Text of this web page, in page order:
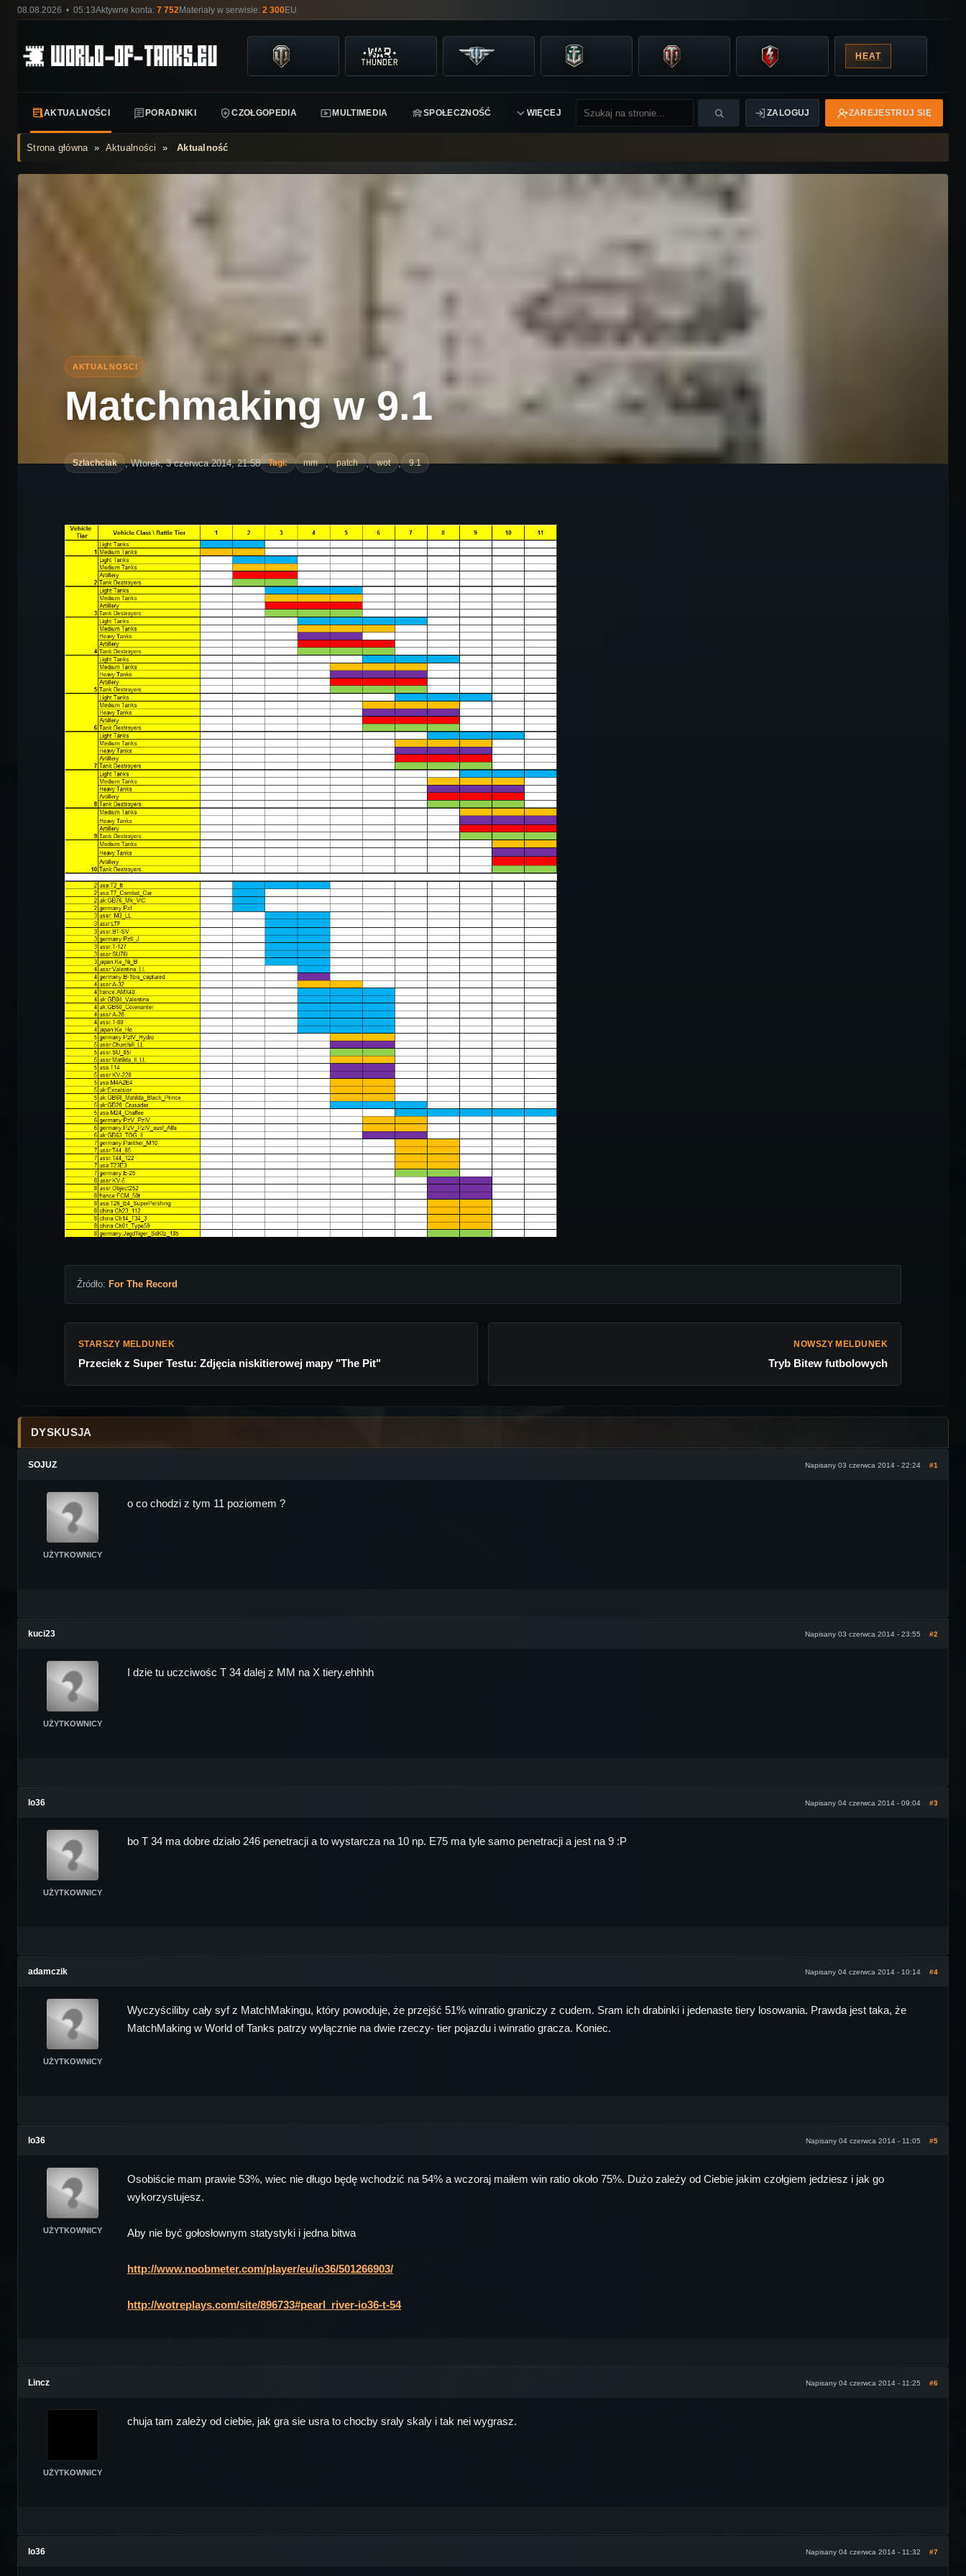
08.08.2026 • 05:13Aktywne konta: 7 752Materiały w serwisie: 2 300EU
HEAT
AKTUALNOŚCI PORADNIKI CZOŁGOPEDIA MULTIMEDIA SPOŁECZNOŚĆ WIĘCEJ ZALOGUJ ZAREJESTRUJ SIĘ
Strona główna» Aktualności »Aktualność
Matchmaking w 9.1
Szlachciak , Wtorek, 3 czerwca 2014, 21:58 Tagi: mm , patch , wot , 9.1
Źródło: For The Record
STARSZY MELDUNEK
Przeciek z Super Testu: Zdjęcia niskitierowej mapy "The Pit"
NOWSZY MELDUNEK
Tryb Bitew futbolowych
DYSKUSJA
SOJUZ Napisany 03 czerwca 2014 - 22:24 #1
UŻYTKOWNICY
o co chodzi z tym 11 poziomem ?
kuci23 Napisany 03 czerwca 2014 - 23:55 #2
UŻYTKOWNICY
I dzie tu uczciwośc T 34 dalej z MM na X tiery.ehhhh
Io36 Napisany 04 czerwca 2014 - 09:04 #3
UŻYTKOWNICY
bo T 34 ma dobre działo 246 penetracji a to wystarcza na 10 np. E75 ma tyle samo penetracji a jest na 9 :P
adamczik Napisany 04 czerwca 2014 - 10:14 #4
UŻYTKOWNICY
Wyczyściliby cały syf z MatchMakingu, który powoduje, że przejść 51% winratio graniczy z cudem. Sram ich drabinki i jedenaste tiery losowania. Prawda jest taka, że
MatchMaking w World of Tanks patrzy wyłącznie na dwie rzeczy- tier pojazdu i winratio gracza. Koniec.
Io36 Napisany 04 czerwca 2014 - 11:05 #5
UŻYTKOWNICY
Osobiście mam prawie 53%, wiec nie długo będę wchodzić na 54% a wczoraj maiłem win ratio około 75%. Dużo zależy od Ciebie jakim czołgiem jedziesz i jak go
wykorzystujesz.
Aby nie być gołosłownym statystyki i jedna bitwa
http://www.noobmeter.com/player/eu/io36/501266903/
http://wotreplays.com/site/896733#pearl_river-io36-t-54
Lincz Napisany 04 czerwca 2014 - 11:25 #6
UŻYTKOWNICY
chuja tam zależy od ciebie, jak gra sie usra to chocby sraly skaly i tak nei wygrasz.
Io36 Napisany 04 czerwca 2014 - 11:32 #7